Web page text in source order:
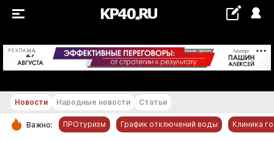
РЕКЛАМА +20...+21 °С
Новости Народные новости Статьи
Важно: ПРОтуризм График отключений воды Клиника